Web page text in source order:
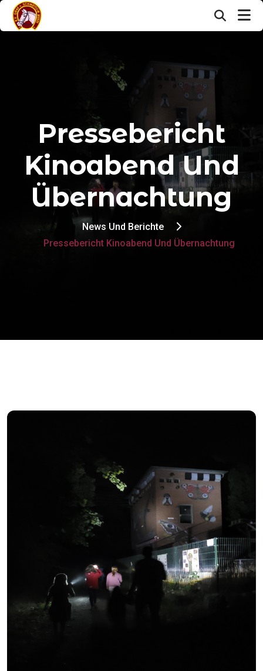
Pressebericht
Kinoabend Und
Übernachtung
News Und Berichte
Pressebericht Kinoabend Und Übernachtung